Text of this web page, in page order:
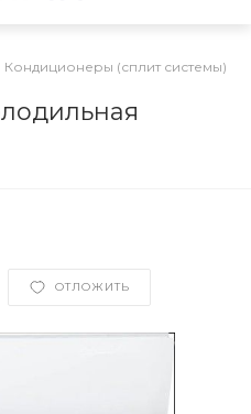
Кондиционеры (сплит системы)
ОТЛОЖИТЬ